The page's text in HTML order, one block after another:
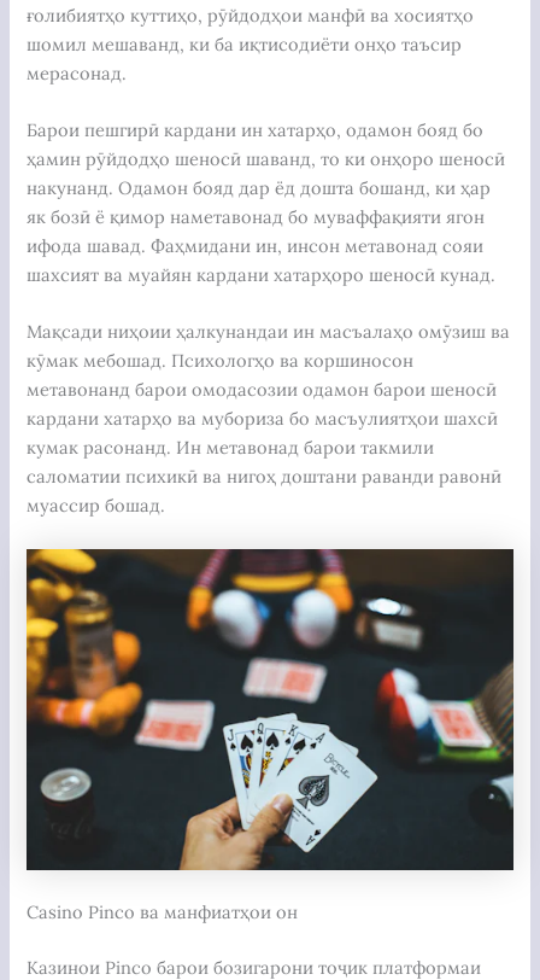
ғолибиятҳо куттиҳо, рӯйдодҳои манфӣ ва хосиятҳо
шомил мешаванд, ки ба иқтисодиёти онҳо таъсир
мерасонад.
Барои пешгирӣ кардани ин хатарҳо, одамон бояд бо
ҳамин рӯйдодҳо шеносӣ шаванд, то ки онҳоро шеносӣ
накунанд. Одамон бояд дар ёд дошта бошанд, ки ҳар
як бозӣ ё қимор наметавонад бо муваффақияти ягон
ифода шавад. Фаҳмидани ин, инсон метавонад сояи
шахсият ва муайян кардани хатарҳоро шеносӣ кунад.
Мақсади ниҳоии ҳалкунандаи ин масъалаҳо омӯзиш ва
кӯмак мебошад. Психологҳо ва коршиносон
метавонанд барои омодасозии одамон барои шеносӣ
кардани хатарҳо ва мубориза бо масъулиятҳои шахсӣ
кумак расонанд. Ин метавонад барои такмили
саломатии психикӣ ва нигоҳ доштани раванди равонӣ
муассир бошад.
Casino Pinco ва манфиатҳои он
Казинои Pinco барои бозигарони тоҷик платформаи